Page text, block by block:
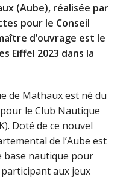
(Aube), réalisée par
pour le Conseil
d’ouvrage est le
Eiffel 2023 dans la
de Mathaux est né du
le Club Nautique
Doté de ce nouvel
de l’Aube est
base nautique pour
aux jeux